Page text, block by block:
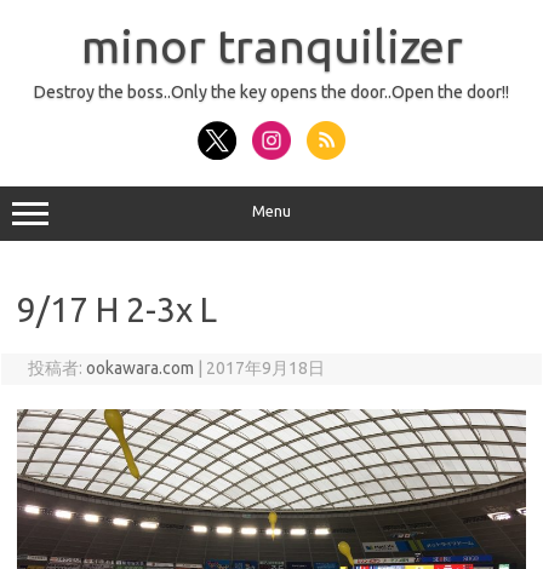
minor tranquilizer
Destroy the boss..Only the key opens the door..Open the door!!
Menu
9/17 H 2-3x L
投稿者: ookawara.com 2017年9月18日